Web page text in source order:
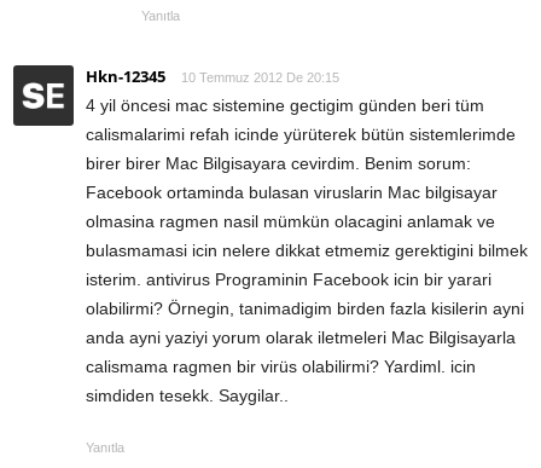
Yanıtla
Hkn-12345 10 Temmuz 2012 De 20:15
4 yil öncesi mac sistemine gectigim günden beri tüm
calismalarimi refah icinde yürüterek bütün sistemlerimde
birer birer Mac Bilgisayara cevirdim. Benim sorum:
Facebook ortaminda bulasan viruslarin Mac bilgisayar
olmasina ragmen nasil mümkün olacagini anlamak ve
bulasmamasi icin nelere dikkat etmemiz gerektigini bilmek
isterim. antivirus Programinin Facebook icin bir yarari
olabilirmi? Örnegin, tanimadigim birden fazla kisilerin ayni
anda ayni yaziyi yorum olarak iletmeleri Mac Bilgisayarla
calismama ragmen bir virüs olabilirmi? Yardiml. icin
simdiden tesekk. Saygilar..
Yanıtla